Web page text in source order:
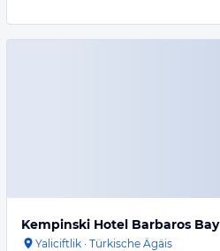
Kempinski Hotel Barbaros Bay
Yaliciftlik · Türkische Ägäis